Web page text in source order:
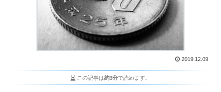
2019.12.09
この記事は約3分で読めます。